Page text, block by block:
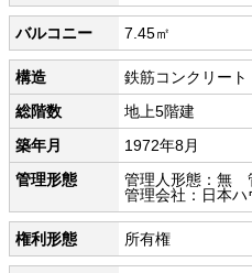
バルコニー 7.45㎡
構造
鉄筋コンクリート
総階数
地上5階建
築年月
1972年8月
管理形態
管理人形態：無
管理会社：日本ハ
権利形態 所有権